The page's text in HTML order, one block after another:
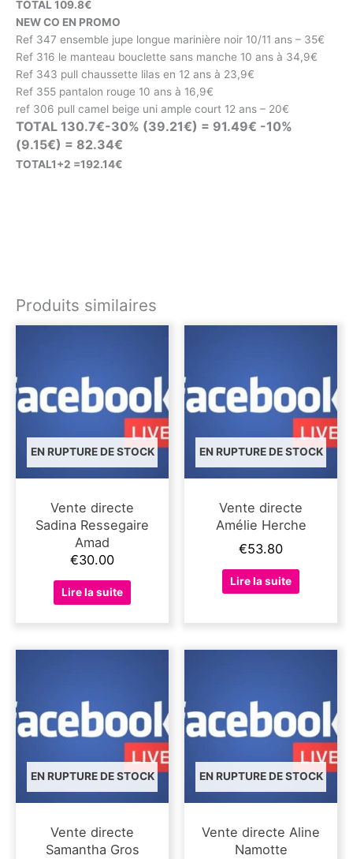
TOTAL 109.8€
NEW CO EN PROMO
Ref 347 ensemble jupe longue marinière noir 10/11 ans – 35€
Ref 316 le manteau bouclette sans manche 10 ans à 34,9€
Ref 343 pull chaussette lilas en 12 ans à 23,9€
Ref 355 pantalon rouge 10 ans à 16,9€
ref 306 pull camel beige uni ample court 12 ans – 20€
TOTAL 130.7€-30% (39.21€) = 91.49€ -10%
(9.15€) = 82.34€
TOTAL1+2 =192.14€
Produits similaires
EN RUPTURE DE STOCK
Vente directe
Sadina Ressegaire
Amad
€30.00
Lire la suite
EN RUPTURE DE STOCK
Vente directe
Amélie Herche
€53.80
Lire la suite
EN RUPTURE DE STOCK
Vente directe
Samantha Gros
EN RUPTURE DE STOCK
Vente directe Aline
Namotte